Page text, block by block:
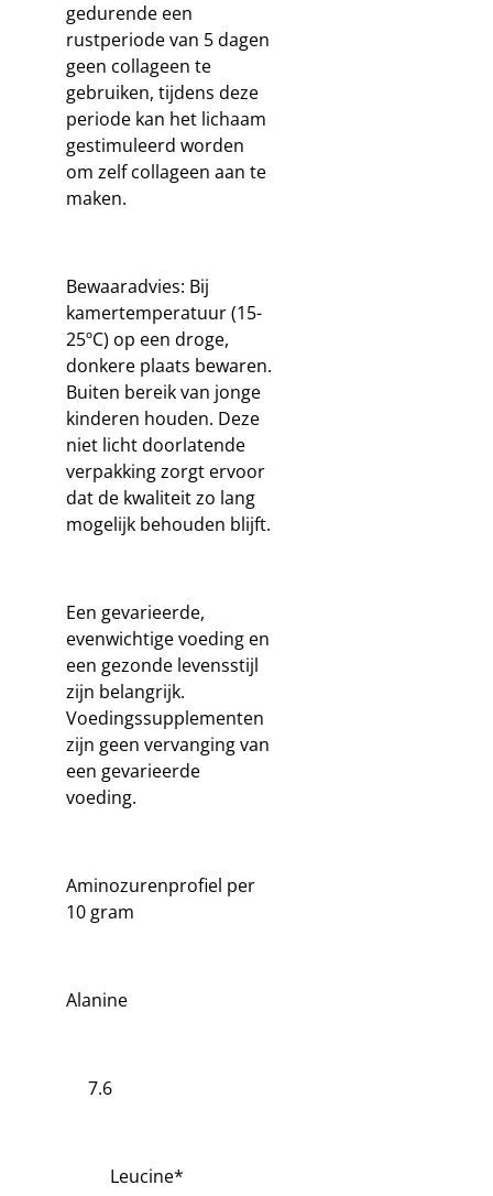
gedurende een
rustperiode van 5 dagen
geen collageen te
gebruiken, tijdens deze
periode kan het lichaam
gestimuleerd worden
om zelf collageen aan te
maken.
Bewaaradvies: Bij
kamertemperatuur (15-
25ºC) op een droge,
donkere plaats bewaren.
Buiten bereik van jonge
kinderen houden. Deze
niet licht doorlatende
verpakking zorgt ervoor
dat de kwaliteit zo lang
mogelijk behouden blijft.
Een gevarieerde,
evenwichtige voeding en
een gezonde levensstijl
zijn belangrijk.
Voedingssupplementen
zijn geen vervanging van
een gevarieerde
voeding.
Aminozurenprofiel per
10 gram
Alanine
7.6
Leucine*